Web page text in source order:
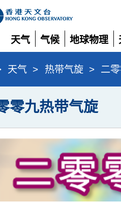
天气
展
开
气候
展
开
地球物理
展
开
天气 > 热带气旋 > 二
零九热带气旋